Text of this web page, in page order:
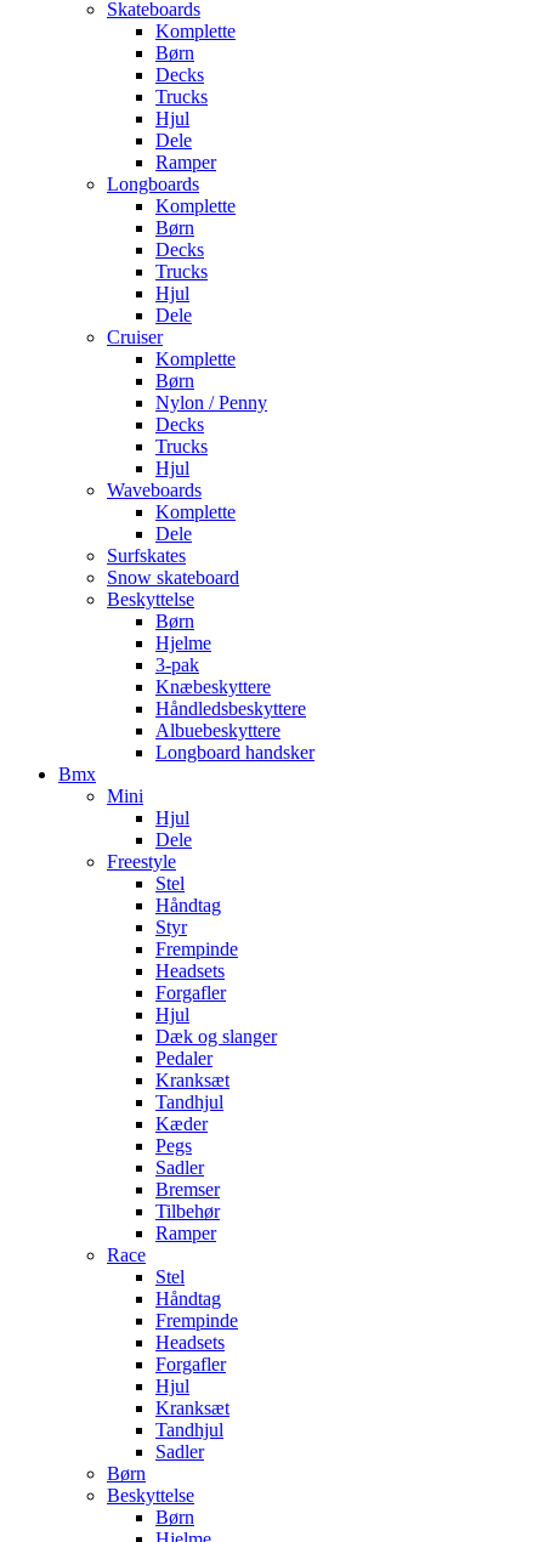
Skateboards
Komplette
Børn
Decks
Trucks
Hjul
Dele
Ramper
Longboards
Komplette
Børn
Decks
Trucks
Hjul
Dele
Cruiser
Komplette
Børn
Nylon / Penny
Decks
Trucks
Hjul
Waveboards
Komplette
Dele
Surfskates
Snow skateboard
Beskyttelse
Børn
Hjelme
3-pak
Knæbeskyttere
Håndledsbeskyttere
Albuebeskyttere
Longboard handsker
Bmx
Mini
Hjul
Dele
Freestyle
Stel
Håndtag
Styr
Frempinde
Headsets
Forgafler
Hjul
Dæk og slanger
Pedaler
Kranksæt
Tandhjul
Kæder
Pegs
Sadler
Bremser
Tilbehør
Ramper
Race
Stel
Håndtag
Frempinde
Headsets
Forgafler
Hjul
Kranksæt
Tandhjul
Sadler
Børn
Beskyttelse
Børn